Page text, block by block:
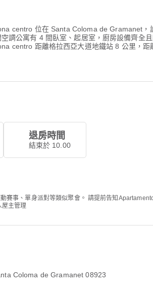
centro 位在 Santa Coloma de Gramanet
調公寓有 4 間臥室、起居室，廚房設備齊全
centro 距離格拉西亞大道地鐵站 8 公里，
退房時間
結束於 10.00
賽事、單身派對等類似聚會。 請提前告知
屋主管理
Coloma de Gramanet 08923